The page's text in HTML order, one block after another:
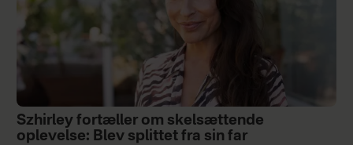
Szhirley fortæller om skelsættende
oplevelse: Blev splittet fra sin far